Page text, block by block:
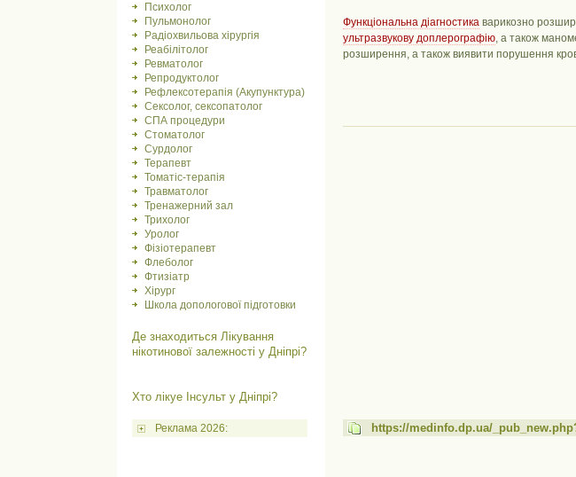
Психолог
Пульмонолог
Радіохвильова хірургія
Реабілітолог
Ревматолог
Репродуктолог
Рефлексотерапія (Акупунктура)
Сексолог, сексопатолог
СПА процедури
Стоматолог
Сурдолог
Терапевт
Томатіс-терапія
Травматолог
Тренажерний зал
Трихолог
Уролог
Фізіотерапевт
Флеболог
Фтизіатр
Хірург
Школа допологової підготовки
Де знаходиться Лікування
нікотинової залежності у Дніпрі?
Хто лікуе Інсульт у Дніпрі?
Реклама 2026:
Функціональна діагностика варикозно
ультразвукову доплерографію, а також
розширення, а також виявити порушення
https://medinfo.dp.ua/